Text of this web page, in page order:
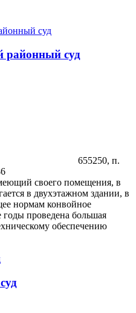
районный суд
655250, п.
своего помещения, в
в двухэтажном здании, в
нормам конвойное
проведена большая
обеспечению